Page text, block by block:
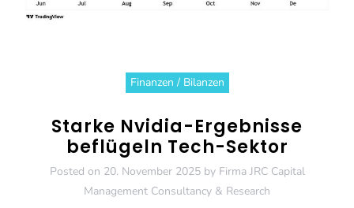
Finanzen / Bilanzen
Starke Nvidia-Ergebnisse
beflügeln Tech-Sektor
Posted on 20. November 2025by Firma JRC Capital
Management Consultancy & Research